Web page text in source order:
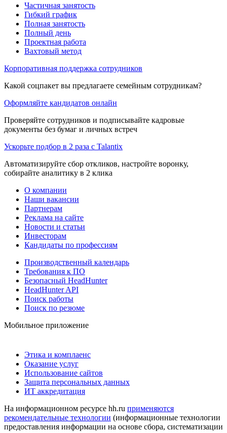
Частичная занятость
Гибкий график
Полная занятость
Полный день
Проектная работа
Вахтовый метод
Корпоративная поддержка сотрудников
Какой соцпакет вы предлагаете семейным сотрудникам?
Оформляйте кандидатов онлайн
Проверяйте сотрудников и подписывайте кадровые
документы без бумаг и личных встреч
Ускорьте подбор в 2 раза с Talantix
Автоматизируйте сбор откликов, настройте воронку,
собирайте аналитику в 2 клика
О компании
Наши вакансии
Партнерам
Реклама на сайте
Новости и статьи
Инвесторам
Кандидаты по профессиям
Производственный календарь
Требования к ПО
Безопасный HeadHunter
HeadHunter API
Поиск работы
Поиск по резюме
Мобильное приложение
Этика и комплаенс
Оказание услуг
Использование сайтов
Защита персональных данных
ИТ аккредитация
На информационном ресурсе hh.ru применяются
рекомендательные технологии (информационные технологии
предоставления информации на основе сбора, систематизации